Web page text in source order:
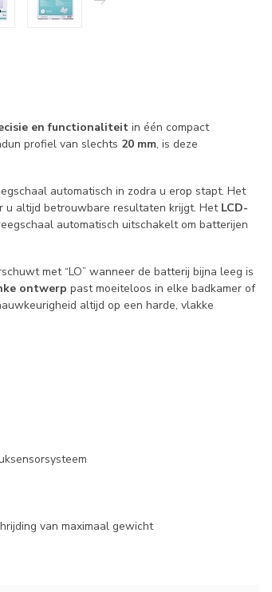
en functionaliteit in één compact
profiel van slechts 20 mm, is deze
automatisch in zodra u erop stapt. Het
u altijd betrouwbare resultaten krijgt. Het LCD-
automatisch uitschakelt om batterijen
met “LO” wanneer de batterij bijna leeg is
ontwerp past moeiteloos in elke badkamer of
altijd op een harde, vlakke
van maximaal gewicht